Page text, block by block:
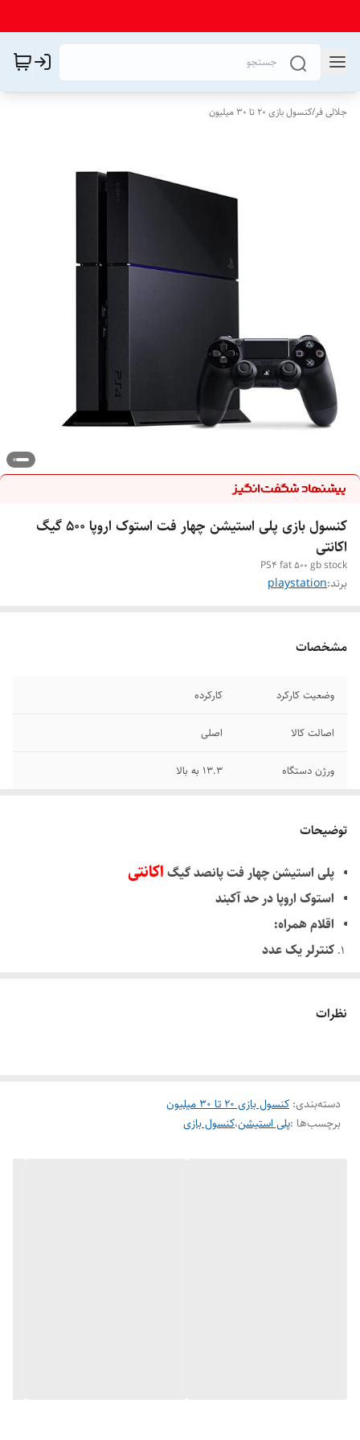
جلالی فر/کنسول بازی ۲۰ تا ۳۰ میلیون
کنسول بازی پلی استیشن چهار فت استوک اروپا ۵۰۰ گیگ
اکانتی
PS4 fat 500 gb stock
برند:playstation
مشخصات
وضعیت کارکرد کارکرده
اصالت کالا اصلی
ورژن دستگاه 13.3 به بالا
ظرفیت ۵۰۰ گیگ
توضیحات
پلی استیشن چهار فت پانصد گیگ اکانتی
استوک اروپا در حد آکبند
اقلام همراه:
کنترلر یک عدد
کابل HD
نظرات
دسته‌بندی: کنسول بازی ۲۰ تا ۳۰ میلیون
برچسب‌ها :پلی استیشن،کنسول بازی